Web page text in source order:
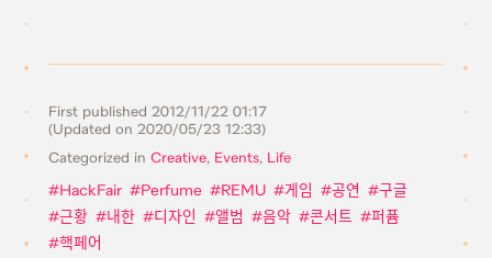
First published 2012/11/22 01:17
(Updated on 2020/05/23 12:33)
Categorized in Creative, Events, Life
HackFair Perfume REMU 게임 공연
구글
근황
내한 디자인 앨범 음악 콘서트
퍼퓸
핵페어